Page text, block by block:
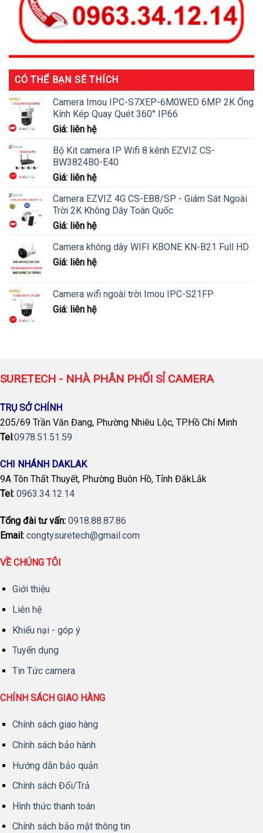
CÓ THỂ BẠN SẼ THÍCH
Camera Imou IPC-S7XEP-6M0WED 6MP 2K Ống
Kính Kép Quay Quét 360° IP66
Giá: liên hệ
Bộ Kit camera IP Wifi 8 kênh EZVIZ CS-
BW3824B0-E40
Giá: liên hệ
Camera EZVIZ 4G CS-EB8/SP - Giám Sát Ngoài
Trời 2K Không Dây Toàn Quốc
Giá: liên hệ
Camera không dây WIFI KBONE KN-B21 Full HD
Giá: liên hệ
Camera wifi ngoài trời Imou IPC-S21FP
Giá: liên hệ
SURETECH - NHÀ PHÂN PHỐI SỈ CAMERA
TRỤ SỞ CHÍNH
205/69 Trần Văn Đang, Phường Nhiêu Lộc, TP.Hồ Chí Minh
Tel :0978.51.51.59
CHI NHÁNH DAKLAK
9A Tôn Thất Thuyết, Phường Buôn Hồ, Tỉnh ĐắkLắk
Tel: 0963.34.12.14
Tổng đài tư vấn: 0918.88.87.86
Email: congtysuretech@gmail.com
VỀ CHÚNG TÔI
Giới thiệu
Liên hệ
Khiếu nại - góp ý
Tuyển dụng
Tin Tức camera
CHÍNH SÁCH GIAO HÀNG
Chính sách giao hàng
Chính sách bảo hành
Hướng dẫn bảo quản
Chính sách Đổi/Trả
Hình thức thanh toán
Chính sách bảo mật thông tin